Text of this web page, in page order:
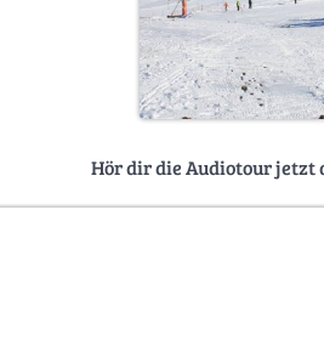
Hör dir die Audiotour jetzt